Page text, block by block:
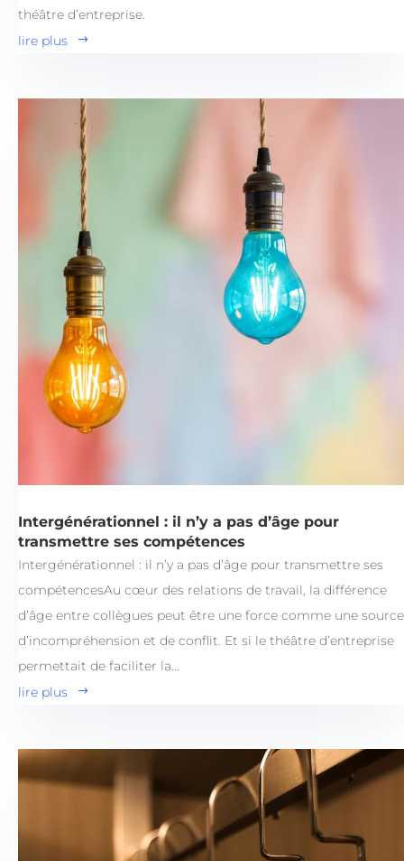
théâtre d’entreprise.
lire plus
Intergénérationnel : il n’y a pas d’âge pour
transmettre ses compétences
Intergénérationnel : il n’y a pas d’âge pour transmettre ses
compétencesAu cœur des relations de travail, la différence
d’âge entre collègues peut être une force comme une source
d’incompréhension et de conflit. Et si le théâtre d’entreprise
permettait de faciliter la...
lire plus